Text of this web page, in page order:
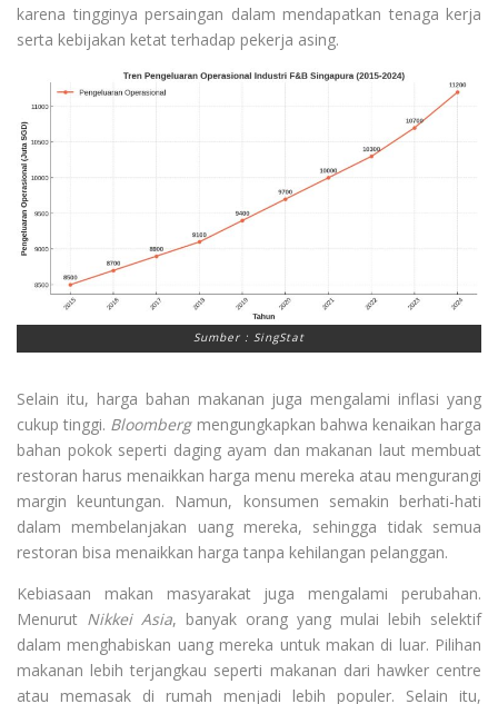
karena tingginya persaingan dalam mendapatkan tenaga kerja
serta kebijakan ketat terhadap pekerja asing.
Sumber : SingStat
Selain itu, harga bahan makanan juga mengalami inflasi yang
cukup tinggi. Bloombergmengungkapkan bahwa kenaikan harga
bahan pokok seperti daging ayam dan makanan laut membuat
restoran harus menaikkan harga menu mereka atau mengurangi
margin keuntungan. Namun, konsumen semakin berhati-hati
dalam membelanjakan uang mereka, sehingga tidak semua
restoran bisa menaikkan harga tanpa kehilangan pelanggan.
Kebiasaan makan masyarakat juga mengalami perubahan.
Menurut Nikkei Asia, banyak orang yang mulai lebih selektif
dalam menghabiskan uang mereka untuk makan di luar. Pilihan
makanan lebih terjangkau seperti makanan dari hawker centre
atau memasak di rumah menjadi lebih populer. Selain itu,